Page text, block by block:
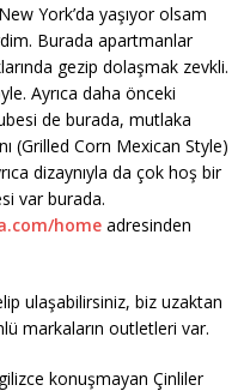
York’da yaşıyor olsam
Burada apartmanlar
gezip dolaşmak zevkli.
Ayrıca daha önceki
de burada, mutlaka
(Grilled Corn Mexican Style)
dizaynıyla da çok hoş bir
var burada.
home adresinden
ulaşabilirsiniz, biz uzaktan
markaların outletleri var.
konuşmayan Çinliler